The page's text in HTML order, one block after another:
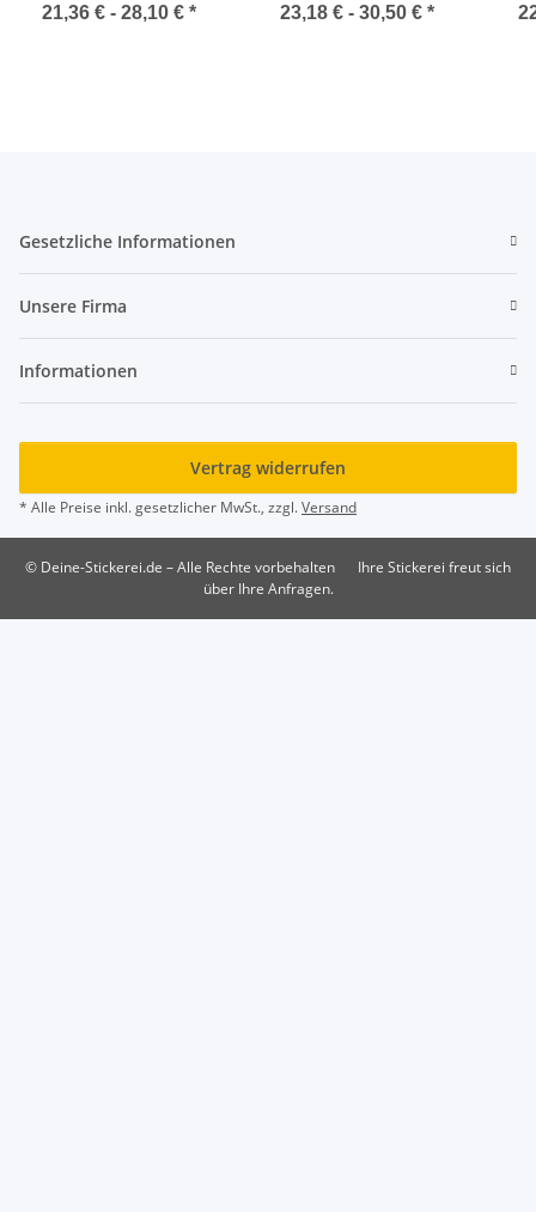
21,36 € - 28,10 € * 23,18 € - 30,50 € *
Gesetzliche Informationen
Unsere Firma
Informationen
Vertrag widerrufen
* Alle Preise inkl. gesetzlicher MwSt., zzgl.Versand
© Deine-Stickerei.de – Alle Rechte vorbehalten
Ihre Stickerei freut sich
über Ihre Anfragen.